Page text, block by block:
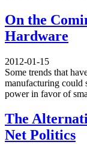
On the
Hardware
2012-01-15
Some trends that
manufacturing could
power in favor of
The
Net Politics